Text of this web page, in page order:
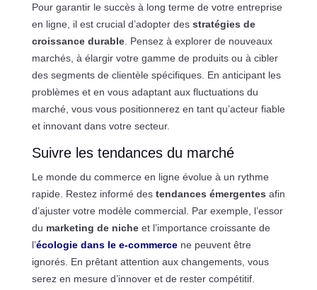
Pour garantir le succès à long terme de votre entreprise
en ligne, il est crucial d’adopter des stratégies de
croissance durable. Pensez à explorer de nouveaux
marchés, à élargir votre gamme de produits ou à cibler
des segments de clientèle spécifiques. En anticipant les
problèmes et en vous adaptant aux fluctuations du
marché, vous vous positionnerez en tant qu’acteur fiable
et innovant dans votre secteur.
Suivre les tendances du marché
Le monde du commerce en ligne évolue à un rythme
rapide. Restez informé des tendances émergentes afin
d’ajuster votre modèle commercial. Par exemple, l’essor
du marketing de nicheet l’importance croissante de
l’écologie dans le e-commercene peuvent être
ignorés. En prêtant attention aux changements, vous
serez en mesure d’innover et de rester compétitif.